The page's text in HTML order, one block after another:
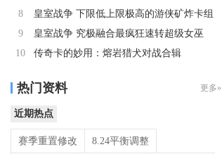
8
皇室战争 下限低上限极高的游侠矿炸卡组
9
皇室战争 究极融合最疯狂速转超级女巫
10
传奇卡的妙用：熔岩猎犬对战合辑
热门资料 更多»
近期热点
赛季重置修改 8.24平衡调整